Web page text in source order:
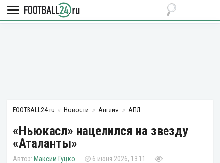
FOOTBALL24.ru Новости Англия АПЛ
«Ньюкасл» нацелился на звезду
«Аталанты»
Максим Гуцко 6 июня 2026, 13:11